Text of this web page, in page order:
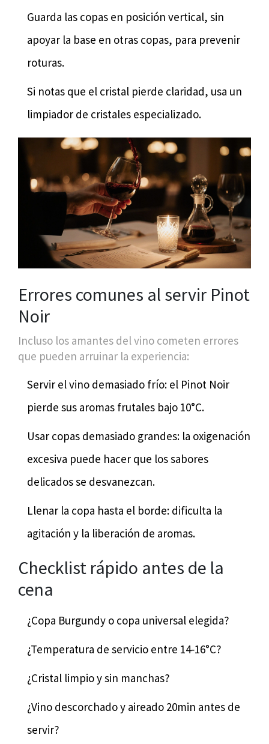
Guarda las copas en posición vertical, sin
apoyar la base en otras copas, para prevenir
roturas.
Si notas que el cristal pierde claridad, usa un
limpiador de cristales especializado.
Errores comunes al servir Pinot
Noir
Incluso los amantes del vino cometen errores
que pueden arruinar la experiencia:
Servir el vino demasiado frío: el Pinot Noir
pierde sus aromas frutales bajo 10°C.
Usar copas demasiado grandes: la oxigenación
excesiva puede hacer que los sabores
delicados se desvanezcan.
Llenar la copa hasta el borde: dificulta la
agitación y la liberación de aromas.
Checklist rápido antes de la
cena
¿Copa Burgundy o copa universal elegida?
¿Temperatura de servicio entre 14‑16°C?
¿Cristal limpio y sin manchas?
¿Vino descorchado y aireado 20min antes de
servir?